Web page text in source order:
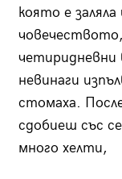
която е
четиридневни
невинаги
стомаха.
сдобиеш със
много хелти,